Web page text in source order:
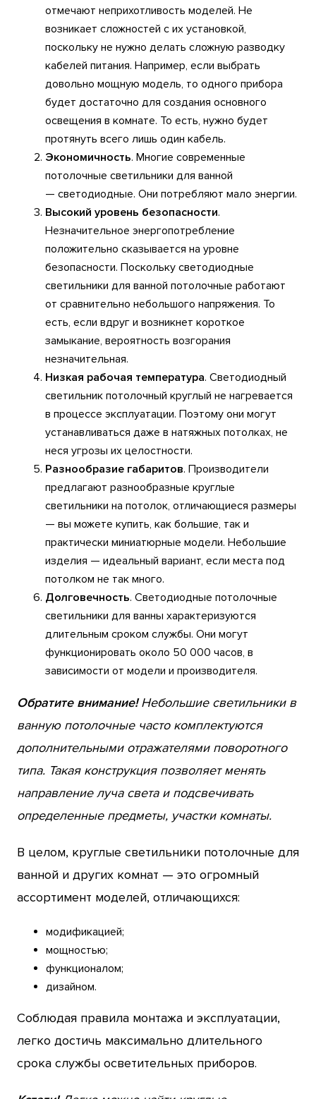
отмечают неприхотливость моделей. Не
возникает сложностей с их установкой,
поскольку не нужно делать сложную разводку
кабелей питания. Например, если выбрать
довольно мощную модель, то одного прибора
будет достаточно для создания основного
освещения в комнате. То есть, нужно будет
протянуть всего лишь один кабель.
Экономичность. Многие современные
потолочные светильники для ванной
— светодиодные. Они потребляют мало энергии.
Высокий уровень безопасности.
Незначительное энергопотребление
положительно сказывается на уровне
безопасности. Поскольку светодиодные
светильники для ванной потолочные работают
от сравнительно небольшого напряжения. То
есть, если вдруг и возникнет короткое
замыкание, вероятность возгорания
незначительная.
Низкая рабочая температура. Светодиодный
светильник потолочный круглый не нагревается
в процессе эксплуатации. Поэтому они могут
устанавливаться даже в натяжных потолках, не
неся угрозы их целостности.
Разнообразие габаритов. Производители
предлагают разнообразные круглые
светильники на потолок, отличающиеся размеры
— вы можете купить, как большие, так и
практически миниатюрные модели. Небольшие
изделия — идеальный вариант, если места под
потолком не так много.
Долговечность. Светодиодные потолочные
светильники для ванны характеризуются
длительным сроком службы. Они могут
функционировать около 50 000 часов, в
зависимости от модели и производителя.
Обратите внимание!Небольшие светильники в
ванную потолочные часто комплектуются
дополнительными отражателями поворотного
типа. Такая конструкция позволяет менять
направление луча света и подсвечивать
определенные предметы, участки комнаты.
В целом, круглые светильники потолочные для
ванной и других комнат — это огромный
ассортимент моделей, отличающихся:
модификацией;
мощностью;
функционалом;
дизайном.
Соблюдая правила монтажа и эксплуатации,
легко достичь максимально длительного
срока службы осветительных приборов.